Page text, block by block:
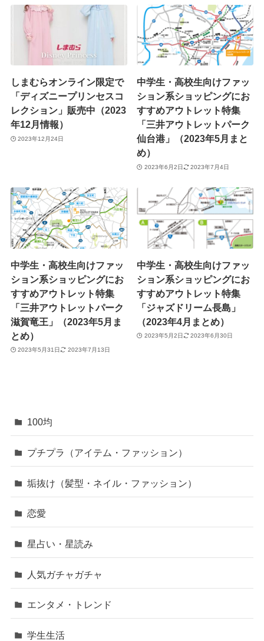
しまむらオンライン限定で
「ディズニープリンセスコ
レクション」販売中（2023
年12月情報）
2023年12月24日
中学生・高校生向けファッ
ション系ショッピングにお
すすめアウトレット特集
「三井アウトレットパーク
仙台港」（2023年5月まと
め）
2023年6月2日 2023年7月4日
中学生・高校生向けファッ
ション系ショッピングにお
すすめアウトレット特集
「三井アウトレットパーク
滋賀竜王」（2023年5月ま
とめ）
2023年5月31日 2023年7月13日
中学生・高校生向けファッ
ション系ショッピングにお
すすめアウトレット特集
「ジャズドリーム長島」
（2023年4月まとめ）
2023年5月2日 2023年6月30日
100均
プチプラ（アイテム・ファッション）
垢抜け（髪型・ネイル・ファッション）
恋愛
星占い・星読み
人気ガチャガチャ
エンタメ・トレンド
学生生活